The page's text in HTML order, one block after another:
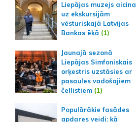
Liepājas muzejs aicina
uz ekskursijām
vēsturiskajā Latvijas
Bankas ēkā (1)
Jaunajā sezonā
Liepājas Simfoniskais
orķestris uzstāsies ar
pasaules vadošajiem
čellistiem(1)
Populārākie fasādes
apdares veidi: kā